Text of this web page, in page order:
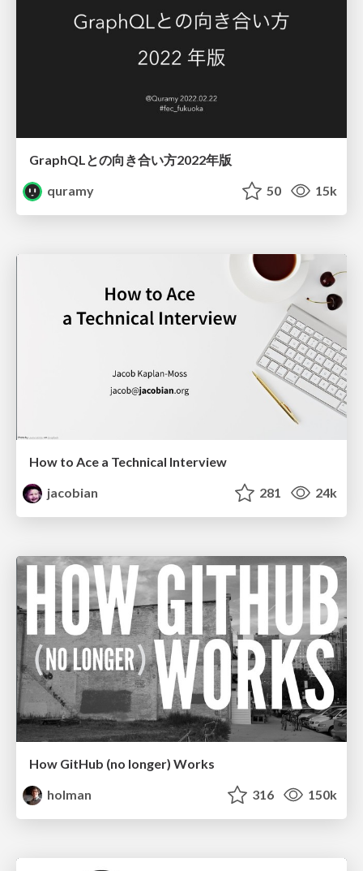
GraphQLとの向き合い方2022年版
quramy
50 15k
How to Ace a Technical Interview
jacobian
281 24k
How GitHub (no longer) Works
holman
316 150k